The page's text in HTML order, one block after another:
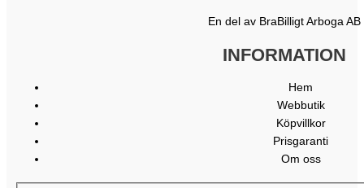
En del av BraBilligt Arboga AB
INFORMATION
Hem
Webbutik
Köpvillkor
Prisgaranti
Om oss